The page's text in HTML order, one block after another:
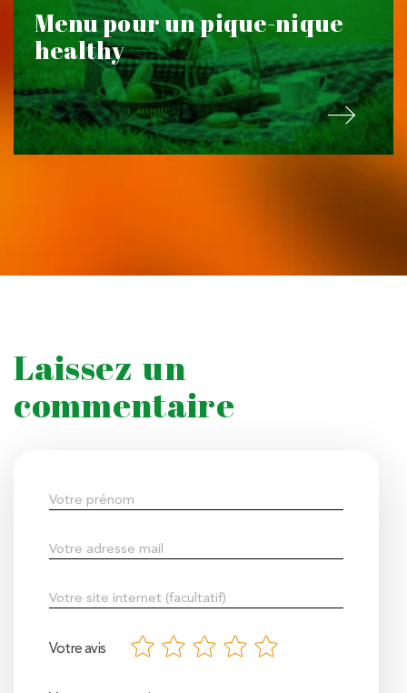
Menu pour un pique-nique
healthy
Laissez un
commentaire
Votre avis